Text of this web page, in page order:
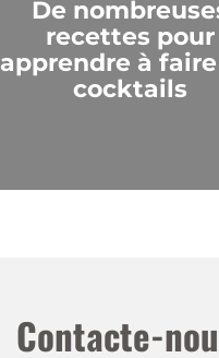
De
recettes pour
apprendre à
cocktails
Contacte-